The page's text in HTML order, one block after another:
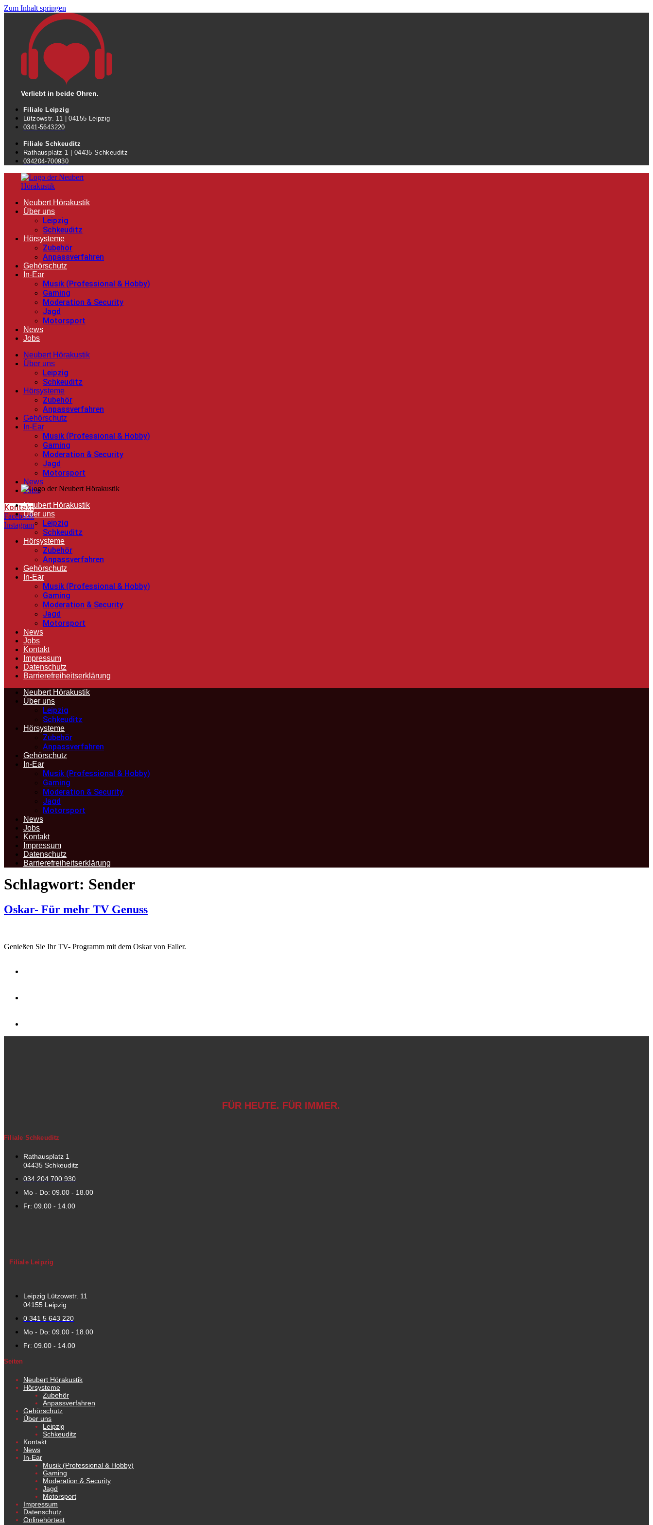
Zum Inhalt springen
Verliebt in beide Ohren.
Filiale Leipzig
Lützowstr. 11 | 04155 Leipzig
0341-5643220
Filiale Schkeuditz
Rathausplatz 1 | 04435 Schkeuditz
034204-700930
Neubert Hörakustik
Über uns
Leipzig
Schkeuditz
Hörsysteme
Zubehör
Anpassverfahren
Gehörschutz
In-Ear
Musik (Professional & Hobby)
Gaming
Moderation & Security
Jagd
Motorsport
News
Jobs
Neubert Hörakustik
Über uns
Leipzig
Schkeuditz
Hörsysteme
Zubehör
Anpassverfahren
Gehörschutz
In-Ear
Musik (Professional & Hobby)
Gaming
Moderation & Security
Jagd
Motorsport
News
Jobs
Kontakt
Facebook
Instagram
Neubert Hörakustik
Über uns
Leipzig
Schkeuditz
Hörsysteme
Zubehör
Anpassverfahren
Gehörschutz
In-Ear
Musik (Professional & Hobby)
Gaming
Moderation & Security
Jagd
Motorsport
News
Jobs
Kontakt
Impressum
Datenschutz
Barrierefreiheitserklärung
Neubert Hörakustik
Über uns
Leipzig
Schkeuditz
Hörsysteme
Zubehör
Anpassverfahren
Gehörschutz
In-Ear
Musik (Professional & Hobby)
Gaming
Moderation & Security
Jagd
Motorsport
News
Jobs
Kontakt
Impressum
Datenschutz
Barrierefreiheitserklärung
Schlagwort: Sender
Oskar- Für mehr TV Genuss
Genießen Sie Ihr TV- Programm mit dem Oskar von Faller.
FÜR HEUTE. FÜR IMMER.
Filiale Schkeuditz
Rathausplatz 1
04435 Schkeuditz
034 204 700 930
Mo - Do: 09.00 - 18.00
Fr: 09.00 - 14.00
Filiale Leipzig
Leipzig Lützowstr. 11
04155 Leipzig
0 341 5 643 220
Mo - Do: 09.00 - 18.00
Fr: 09.00 - 14.00
Seiten
Neubert Hörakustik
Hörsysteme
Zubehör
Anpassverfahren
Gehörschutz
Über uns
Leipzig
Schkeuditz
Kontakt
News
In-Ear
Musik (Professional & Hobby)
Gaming
Moderation & Security
Jagd
Motorsport
Impressum
Datenschutz
Onlinehörtest